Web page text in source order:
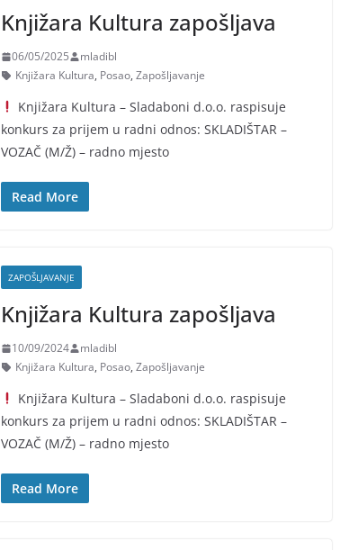
Knjižara Kultura zapošljava
06/05/2025
mladibl
Knjižara Kultura, Posao, Zapošljavanje
Knjižara Kultura – Sladaboni d.o.o. raspisuje
konkurs za prijem u radni odnos: SKLADIŠTAR –
VOZAČ (M/Ž) – radno mjesto
Read More
ZAPOŠLJAVANJE
Knjižara Kultura zapošljava
10/09/2024
mladibl
Knjižara Kultura, Posao, Zapošljavanje
Knjižara Kultura – Sladaboni d.o.o. raspisuje
konkurs za prijem u radni odnos: SKLADIŠTAR –
VOZAČ (M/Ž) – radno mjesto
Read More